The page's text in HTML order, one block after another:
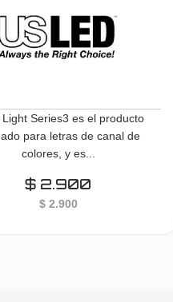
Light Series3 es el producto
para letras de canal de
colores, y es...
$ 2.900
$2.900